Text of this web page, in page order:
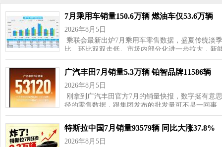
7月乘用车销量150.6万辆 燃油车仅53.6万辆
2026年8月5日
乘联会最新出炉7月乘用车零售数据，盛夏传统淡
比、环比双双走低。市场内部分化进一步拉大，新
广汽丰田7月销量5.3万辆 铂智品牌11586辆
2026年8月5日
刚拿到广汽丰田官方7月的销量快报，数字挺有
径的零售数据，跟集团发布的批发量可不是一回事
特斯拉中国7月销量93579辆 同比大涨37.8%
2026年8月5日